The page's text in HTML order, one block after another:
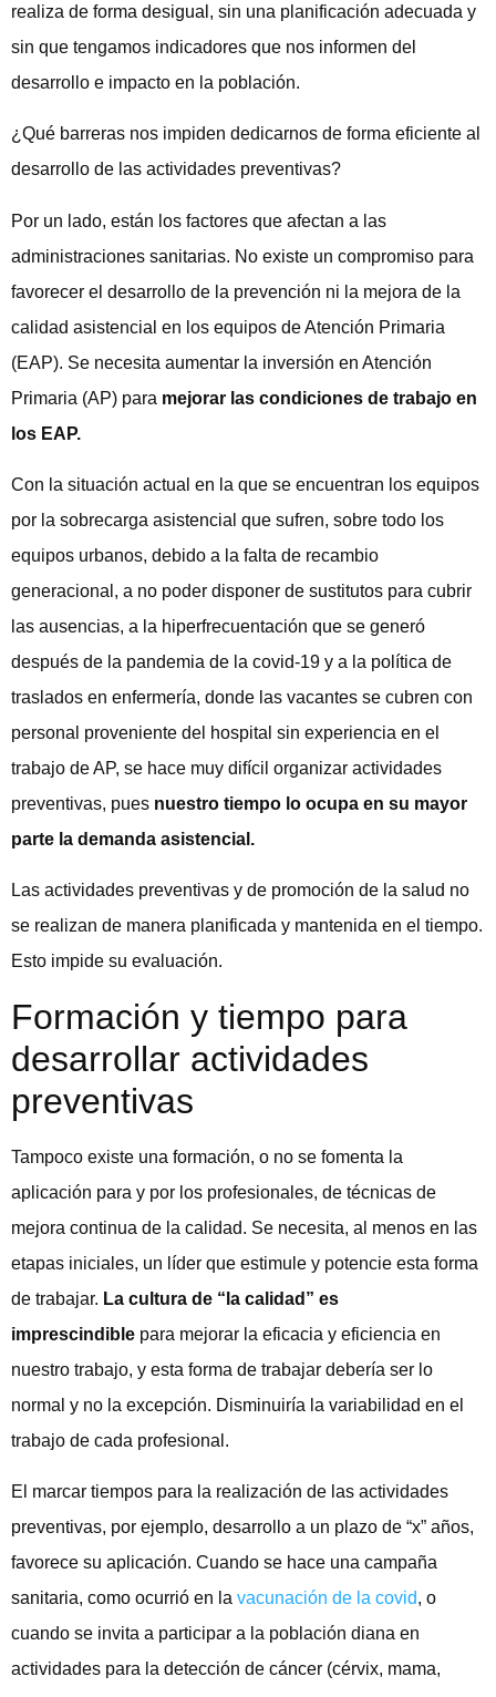
realiza de forma desigual, sin una planificación adecuada y
sin que tengamos indicadores que nos informen del
desarrollo e impacto en la población.
¿Qué barreras nos impiden dedicarnos de forma eficiente al
desarrollo de las actividades preventivas?
Por un lado, están los factores que afectan a las
administraciones sanitarias. No existe un compromiso para
favorecer el desarrollo de la prevención ni la mejora de la
calidad asistencial en los equipos de Atención Primaria
(EAP). Se necesita aumentar la inversión en Atención
Primaria (AP) para mejorar las condiciones de trabajo en
los EAP.
Con la situación actual en la que se encuentran los equipos
por la sobrecarga asistencial que sufren, sobre todo los
equipos urbanos, debido a la falta de recambio
generacional, a no poder disponer de sustitutos para cubrir
las ausencias, a la hiperfrecuentación que se generó
después de la pandemia de la covid-19 y a la política de
traslados en enfermería, donde las vacantes se cubren con
personal proveniente del hospital sin experiencia en el
trabajo de AP, se hace muy difícil organizar actividades
preventivas, pues nuestro tiempo lo ocupa en su mayor
parte la demanda asistencial.
Las actividades preventivas y de promoción de la salud no
se realizan de manera planificada y mantenida en el tiempo.
Esto impide su evaluación.
Formación y tiempo para
desarrollar actividades
preventivas
Tampoco existe una formación, o no se fomenta la
aplicación para y por los profesionales, de técnicas de
mejora continua de la calidad. Se necesita, al menos en las
etapas iniciales, un líder que estimule y potencie esta forma
de trabajar. La cultura de “la calidad” es
imprescindible para mejorar la eficacia y eficiencia en
nuestro trabajo, y esta forma de trabajar debería ser lo
normal y no la excepción. Disminuiría la variabilidad en el
trabajo de cada profesional.
El marcar tiempos para la realización de las actividades
preventivas, por ejemplo, desarrollo a un plazo de “x” años,
favorece su aplicación. Cuando se hace una campaña
sanitaria, como ocurrió en la vacunación de la covid, o
cuando se invita a participar a la población diana en
actividades para la detección de cáncer (cérvix, mama,